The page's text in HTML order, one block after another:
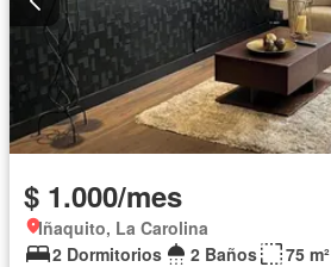
$ 1.000/mes
Iñaquito, La Carolina
2 Dormitorios
2 Baños
75 m²